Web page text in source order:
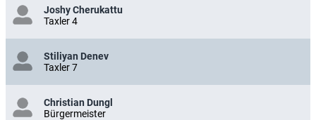
Joshy Cherukattu
Taxler 4
Stiliyan Denev
Taxler 7
Christian Dungl
Bürgermeister